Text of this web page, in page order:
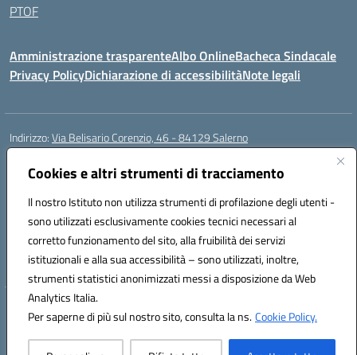
Cookies e altri strumenti di tracciamento
Il nostro Istituto non utilizza strumenti di profilazione degli utenti -
sono utilizzati esclusivamente cookies tecnici necessari al
corretto funzionamento del sito, alla fruibilità dei servizi
istituzionali e alla sua accessibilità – sono utilizzati, inoltre,
strumenti statistici anonimizzati messi a disposizione da Web
Analytics Italia.
Per saperne di più sul nostro sito, consulta la ns.Cookie Policy.
PTOF
Amministrazione trasparenteAlbo OnlineBacheca Sindacale
Privacy PolicyDichiarazione di accessibilitàNote legali
Indirizzo:Via Belisario Corenzio, 46 - 84129 Salerno
Centralino:089753850 Email:saic8cf006@istruzione.it
Posta elettronica certificata (PEC):saic8cf006@pec.istruzione.it
Codice fiscale: 95182810655
Codice meccanografico:SAIC8CF006
Codice Indice delle Pubbliche Amministrazioni (IPA): icdmssa
Codice unico di fatturazione (CUF): E3N1D9
Hosting & Powered by 3D Solution S.r.l.
Concept & Design by Designers Italia